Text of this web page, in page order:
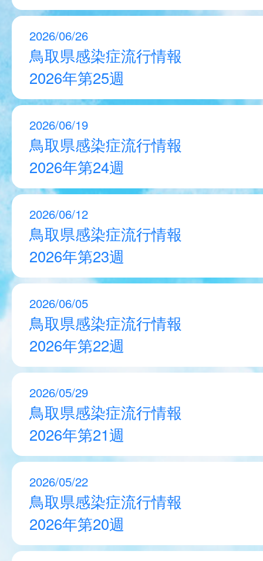
2026/06/26
鳥取県感染症流行情報
2026年第25週
2026/06/19
鳥取県感染症流行情報
2026年第24週
2026/06/12
鳥取県感染症流行情報
2026年第23週
2026/06/05
鳥取県感染症流行情報
2026年第22週
2026/05/29
鳥取県感染症流行情報
2026年第21週
2026/05/22
鳥取県感染症流行情報
2026年第20週